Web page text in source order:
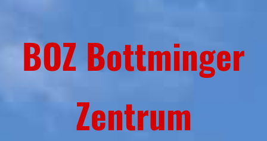
BOZ Bottminger
Zentrum